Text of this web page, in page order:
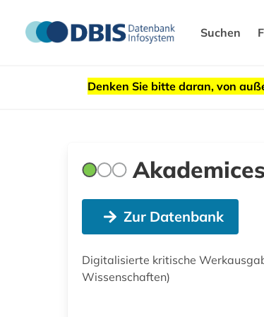
Suchen
Denken Sie bitte daran, von
Zur Datenbank
Digitalisierte kritische
Wissenschaften)